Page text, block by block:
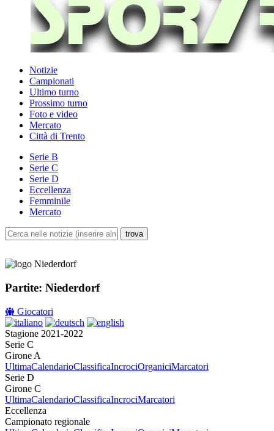
Notizie
Campionati
Ultimo turno
Prossimo turno
Foto e video
Mercato
Città di Trento
Serie B
Serie C
Serie D
Eccellenza
Femminile
Mercato
Partite: Niederdorf
Giocatori
Stagione 2021-2022
Serie C
Girone A
UltimaCalendarioClassificaIncrociOrganiciMarcatori
Serie D
Girone C
UltimaCalendarioClassificaIncrociMarcatori
Eccellenza
Campionato regionale